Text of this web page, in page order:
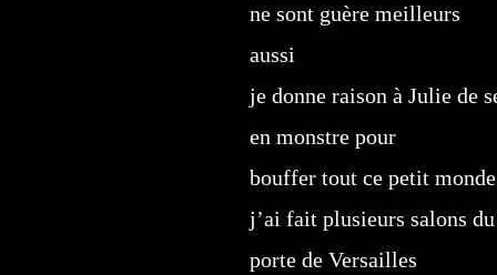
ne sont guère meilleurs
aussi
je donne raison à Julie de
en monstre pour
bouffer tout ce petit
j’ai fait plusieurs salons
porte de Versailles